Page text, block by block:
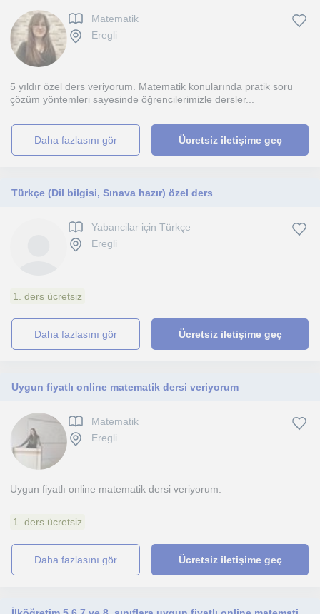
Matematik
Eregli
5 yıldır özel ders veriyorum. Matematik konularında pratik soru
çözüm yöntemleri sayesinde öğrencilerimizle dersler...
daha fazlasını gör Ücretsiz iletişime geç
Türkçe (Dil bilgisi, Sınava hazır) özel ders
Yabancilar için Türkçe
Eregli
1. ders ücretsiz
daha fazlasını gör Ücretsiz iletişime geç
Uygun fiyatlı online matematik dersi veriyorum
Matematik
Eregli
Uygun fiyatlı online matematik dersi veriyorum.
1. ders ücretsiz
daha fazlasını gör Ücretsiz iletişime geç